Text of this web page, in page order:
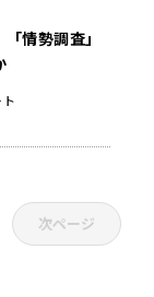
情勢調査」
次ページ